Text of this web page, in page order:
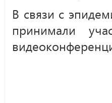
В связи с
принимали